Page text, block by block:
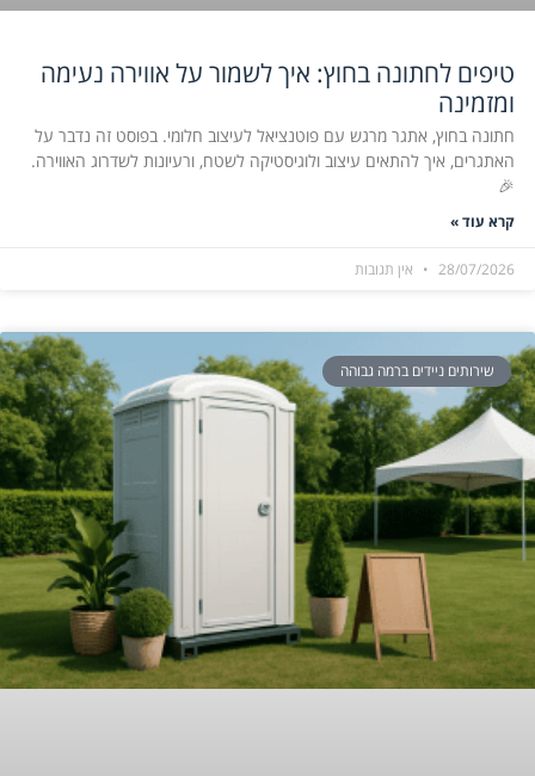
טיפים לחתונה בחוץ: איך לשמור על אווירה נעימה
ומזמינה
חתונה בחוץ, אתגר מרגש עם פוטנציאל לעיצוב חלומי. בפוסט זה נדבר על
האתגרים, איך להתאים עיצוב ולוגיסטיקה לשטח, ורעיונות לשדרוג האווירה.
🎉
קרא עוד »
28/07/2026 אין תגובות
שירותים ניידים ברמה גבוהה